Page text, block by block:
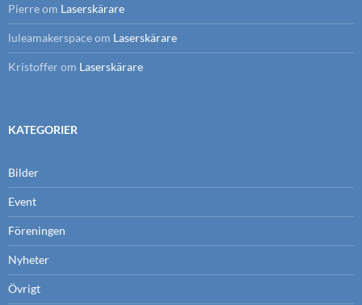
Pierreom Laserskärare
luleamakerspaceom Laserskärare
Kristoffer om Laserskärare
KATEGORIER
Bilder
Event
Föreningen
Nyheter
Övrigt